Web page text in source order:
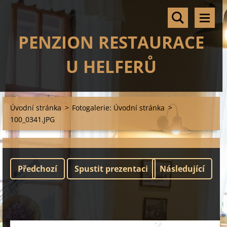
PENZION RESTAURACE
U HELFERŮ
Úvodní stránka > Fotogalerie: Úvodní stránka >
100_0341.JPG
Předchozí Spustit prezentaci Následující